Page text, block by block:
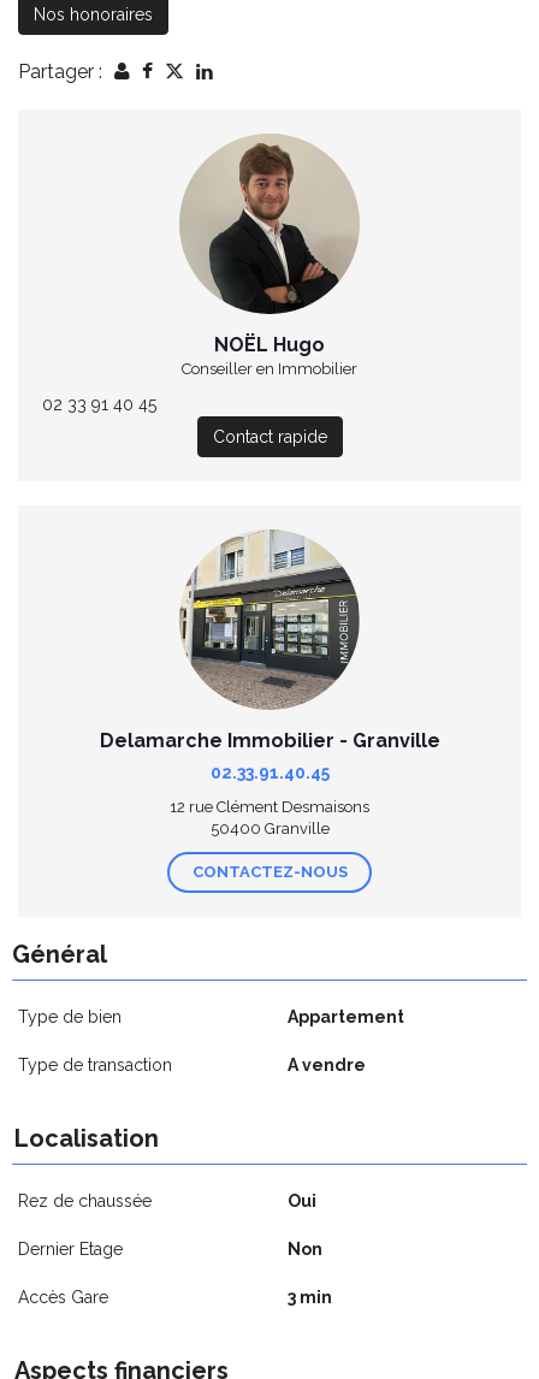
Nos honoraires
Partager :
NOËL Hugo
Conseiller en Immobilier
02 33 91 40 45
Contact rapide
Delamarche Immobilier - Granville
02.33.91.40.45
12 rue Clément Desmaisons
50400 Granville
CONTACTEZ-NOUS
Général
Type de bien Appartement
Type de transaction A vendre
Localisation
Rez de chaussée Oui
Dernier Etage Non
Accès Gare 3 min
Aspects financiers